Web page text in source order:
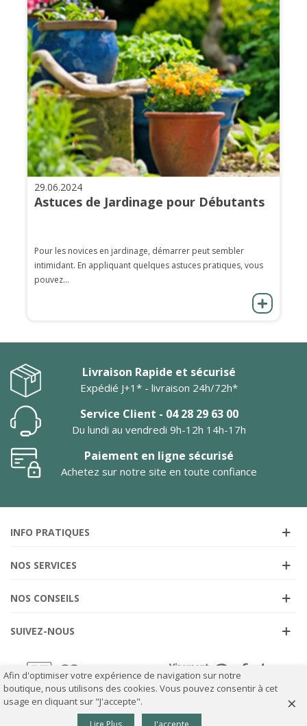
29.06.2024
Astuces de Jardinage pour Débutants
Pour les novices en jardinage, démarrer peut sembler
intimidant. En appliquant quelques astuces pratiques, vous
pouvez...
Livraison Rapide et sécurisé
Expédié J+1* - livraison 24h/72h*
Service Client - 04 28 29 63 00
Du lundi au vendredi 9h-12h 14h-17h
Paiement en ligne sécurisé
Achetez sur notre site en toute confiance
INFO PRATIQUES
NOS SERVICES
NOS CONSEILS
SUIVEZ-NOUS
0
Afin d'optimiser votre expérience de navigation sur notre
boutique, nous utilisons des cookies. Vous pouvez consentir à cet
usage en cliquant sur "J'accepte".
×